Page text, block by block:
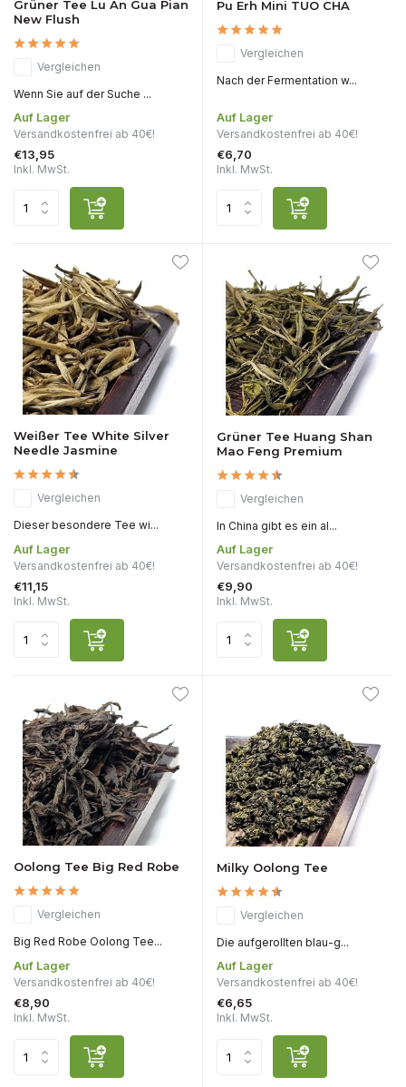
Grüner Tee Lu An Gua Pian
New Flush
Vergleichen
Wenn Sie auf der Suche ...
Auf Lager
Versandkostenfrei ab 40€!
€13,95
Inkl. MwSt.
Pu Erh Mini TUO CHA
Vergleichen
Nach der Fermentation w...
Auf Lager
Versandkostenfrei ab 40€!
€6,70
Inkl. MwSt.
Weißer Tee White Silver
Needle Jasmine
Vergleichen
Dieser besondere Tee wi...
Auf Lager
Versandkostenfrei ab 40€!
€11,15
Inkl. MwSt.
Grüner Tee Huang Shan
Mao Feng Premium
Vergleichen
In China gibt es ein al...
Auf Lager
Versandkostenfrei ab 40€!
€9,90
Inkl. MwSt.
Oolong Tee Big Red Robe
Vergleichen
Big Red Robe Oolong Tee...
Auf Lager
Versandkostenfrei ab 40€!
€8,90
Inkl. MwSt.
Milky Oolong Tee
Vergleichen
Die aufgerollten blau-g...
Auf Lager
Versandkostenfrei ab 40€!
€6,65
Inkl. MwSt.